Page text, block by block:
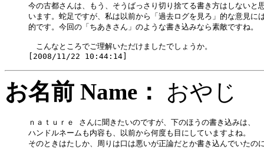
今の古都さんは、もう、そうばっさり切り捨てる書き方はしないと
います。蛇足ですが、私は以前から「過去ログを見ろ」的な意見に
的です。今回の「ちあきさん」のような書き込みなら素敵ですね。
こんなところでご理解いただけましたでしょうか。
お名前 Name： おや
ｎａｔｕｒｅ さんに聞きたいのですが、下のほうの書き込みは、
ハンドルネームも内容も、以前から何度も目にしていますよね。
そのときはたしか、周りは口は悪いが正論だとか書き込んでいたの